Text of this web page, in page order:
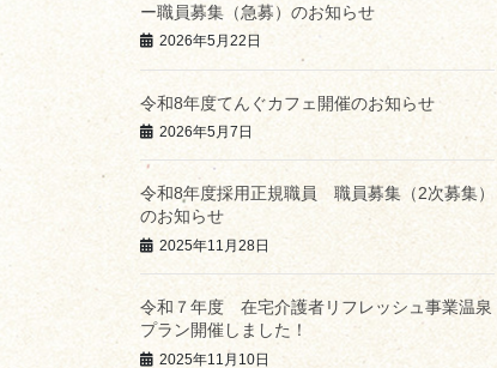
ー職員募集（急募）のお知らせ
2026年5月22日
令和8年度てんぐカフェ開催のお知らせ
2026年5月7日
令和8年度採用正規職員 職員募集（2次募集）
のお知らせ
2025年11月28日
令和７年度 在宅介護者リフレッシュ事業温泉
プラン開催しました！
2025年11月10日